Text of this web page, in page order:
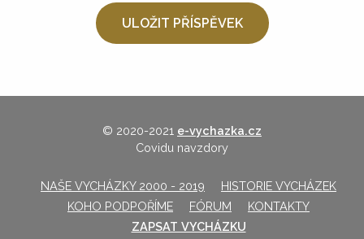
© 2020-2021 e-vychazka.cz
Covidu navzdory
NAŠE VYCHÁZKY 2000 - 2019
HISTORIE VYCHÁZEK
KOHO PODPOŘÍME
FÓRUM
KONTAKTY
ZAPSAT VYCHÁZKU